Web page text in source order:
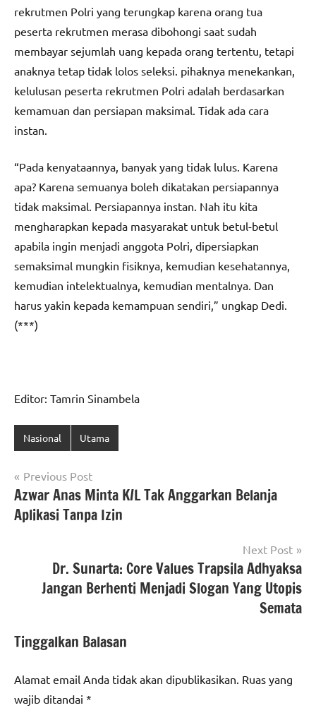
rekrutmen Polri yang terungkap karena orang tua
peserta rekrutmen merasa dibohongi saat sudah
membayar sejumlah uang kepada orang tertentu, tetapi
anaknya tetap tidak lolos seleksi. pihaknya menekankan,
kelulusan peserta rekrutmen Polri adalah berdasarkan
kemamuan dan persiapan maksimal. Tidak ada cara
instan.
“Pada kenyataannya, banyak yang tidak lulus. Karena
apa? Karena semuanya boleh dikatakan persiapannya
tidak maksimal. Persiapannya instan. Nah itu kita
mengharapkan kepada masyarakat untuk betul-betul
apabila ingin menjadi anggota Polri, dipersiapkan
semaksimal mungkin fisiknya, kemudian kesehatannya,
kemudian intelektualnya, kemudian mentalnya. Dan
harus yakin kepada kemampuan sendiri,” ungkap Dedi.
(***)
Editor: Tamrin Sinambela
Nasional Utama
Navigasi
pos
Previous Post
Azwar Anas Minta K/L Tak Anggarkan Belanja
Aplikasi Tanpa Izin
Next Post
Dr. Sunarta: Core Values Trapsila Adhyaksa
Jangan Berhenti Menjadi Slogan Yang Utopis
Semata
Tinggalkan Balasan
Alamat email Anda tidak akan dipublikasikan. Ruas yang
wajib ditandai *